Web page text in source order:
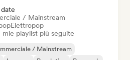
/ Mainstream
Elettropop
playlist più seguite
/ Mainstream